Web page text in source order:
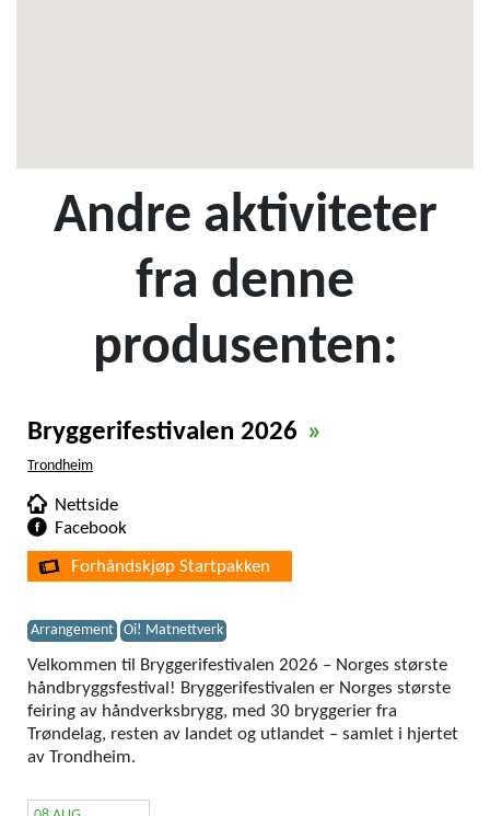
Andre aktiviteter
fra denne
produsenten:
Bryggerifestivalen 2026 »
Trondheim
Nettside
Facebook
Forhåndskjøp Startpakken
Arrangement Oi! Matnettverk
Velkommen til Bryggerifestivalen 2026 – Norges største
håndbryggsfestival! Bryggerifestivalen er Norges største
feiring av håndverksbrygg, med 30 bryggerier fra
Trøndelag, resten av landet og utlandet – samlet i hjertet
av Trondheim.